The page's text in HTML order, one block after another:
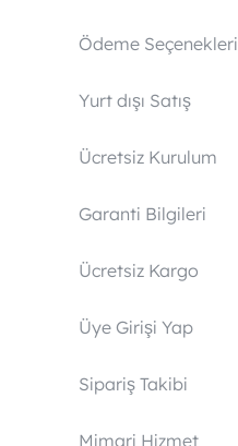
Ödeme Seçenekleri
Yurt dışı Satış
Ücretsiz Kurulum
Garanti Bilgileri
Ücretsiz Kargo
Üye Girişi Yap
Sipariş Takibi
Mimari Hizmet